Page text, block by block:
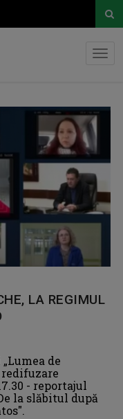
LA REGIMUL
de
redifuzare
- reportajul
la slăbitul după